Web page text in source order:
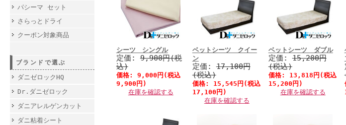
パシーマ セット
さらっとドライ
クーポン対象商品
ブランドで選ぶ
ダニゼロックHQ
Dr.ダニゼロック
ダニアレルゲンカット
ダニ粘着シート
シーツ シングル
定価:9,900円(税
込)
価格: 9,000円 (税込
9,900円)
在庫を確認する
ベットシーツ クイー
ン
定価:17,100円
(税込)
価格: 15,545円 (税込
17,100円)
在庫を確認する
ベットシーツ ダブル
定価:15,200円
(税込)
価格: 13,818円 (税込
15,200円)
在庫を確認する